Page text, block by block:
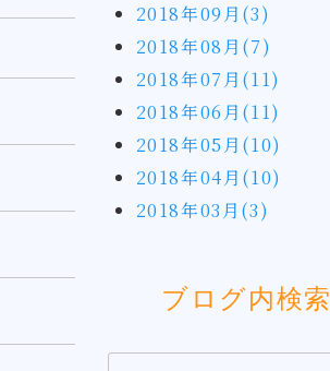
2018年09月(3)
2018年08月(7)
2018年07月(11)
2018年06月(11)
2018年05月(10)
2018年04月(10)
2018年03月(3)
ブログ内検索